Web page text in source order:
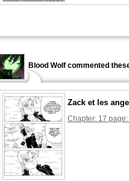
Blood Wolf commented
Zack et les
Chapter: 17